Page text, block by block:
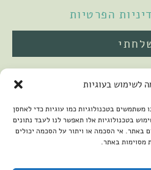
לשימוש בעוגיות
בטכנולוגיות כמו עוגיות כדי לאחסן
בטכנולוגיות אלו תאפשר לנו לעבד נתונים
באתר. אי הסכמה או ויתור על הסכמה יכולים
מסוימות באתר.
הפרטיות